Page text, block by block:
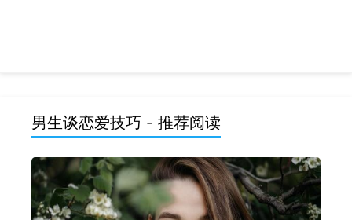
男生谈恋爱技巧 - 推荐阅读